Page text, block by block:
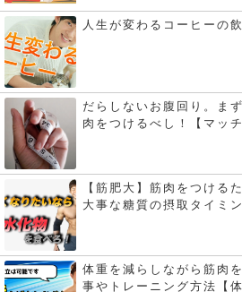
人生が変わるコーヒーの
だらしないお腹回り。ま
肉をつけるべし！【マッチ
【筋肥大】筋肉をつける
大事な糖質の摂取タイミ
体重を減らしながら筋肉
事やトレーニング方法【体